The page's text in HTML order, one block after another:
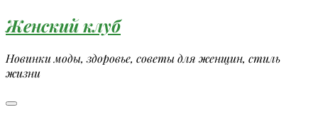
Перейти
к
содержимому
Женский клуб
Новинки моды, здоровье, советы для женщин, стиль
жизни